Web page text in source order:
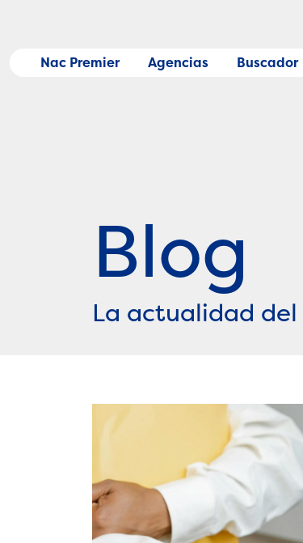
Nac Premier Agencias Buscador
Blog
La actualidad